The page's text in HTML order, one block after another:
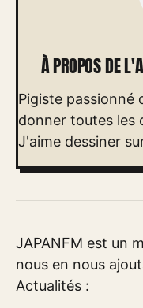
À PROPOS DE
Pigiste passionné
donner toutes les
J'aime dessiner
JAPANFM est un
nous en nous
Actualités :